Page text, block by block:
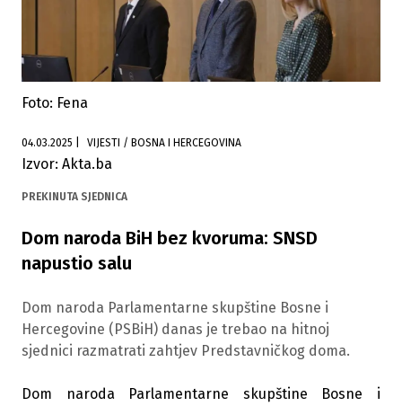
Foto: Fena
04.03.2025 VIJESTI / BOSNA I HERCEGOVINA
Izvor: Akta.ba
PREKINUTA SJEDNICA
Dom naroda BiH bez kvoruma: SNSD
napustio salu
Dom naroda Parlamentarne skupštine Bosne i
Hercegovine (PSBiH) danas je trebao na hitnoj
sjednici razmatrati zahtjev Predstavničkog doma.
Dom naroda Parlamentarne skupštine Bosne i